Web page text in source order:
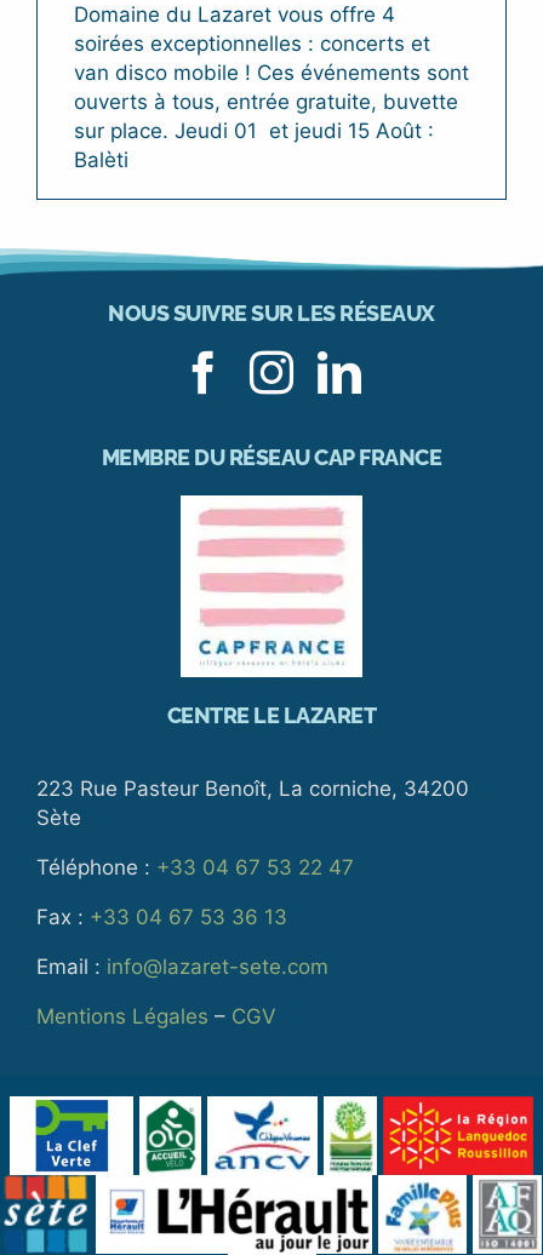
Domaine du Lazaret vous offre 4
soirées exceptionnelles : concerts et
van disco mobile ! Ces événements sont
ouverts à tous, entrée gratuite, buvette
sur place. Jeudi 01 et jeudi 15 Août :
Balèti
NOUS SUIVRE SUR LES RÉSEAUX
MEMBRE DU RÉSEAU CAP FRANCE
CENTRE LE LAZARET
223 Rue Pasteur Benoît, La corniche, 34200
Sète
Téléphone : +33 04 67 53 22 47
Fax : +33 04 67 53 36 13
Email : info@lazaret-sete.com
Mentions Légales – CGV